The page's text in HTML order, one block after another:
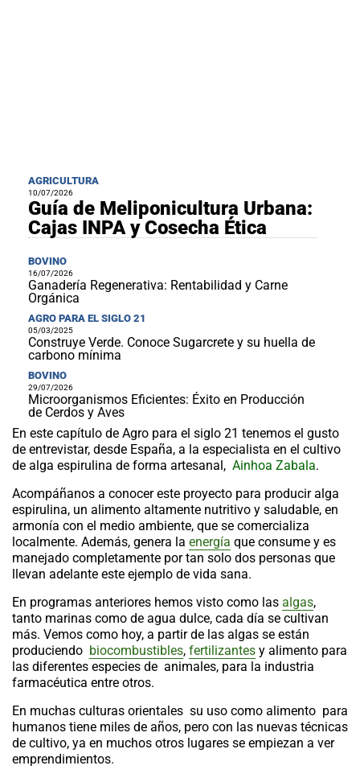
AGRICULTURA
10/07/2026
Guía de Meliponicultura Urbana:
Cajas INPA y Cosecha Ética
BOVINO
16/07/2026
Ganadería Regenerativa: Rentabilidad y Carne
Orgánica
AGRO PARA EL SIGLO 21
05/03/2025
Construye Verde. Conoce Sugarcrete y su huella de
carbono mínima
BOVINO
29/07/2026
Microorganismos Eficientes: Éxito en Producción
de Cerdos y Aves
En este capítulo de Agro para el siglo 21 tenemos el gusto
de entrevistar, desde España, a la especialista en el cultivo
de alga espirulina de forma artesanal, Ainhoa Zabala.
Acompáñanos a conocer este proyecto para producir alga
espirulina, un alimento altamente nutritivo y saludable, en
armonía con el medio ambiente, que se comercializa
localmente. Además, genera la energía que consume y es
manejado completamente por tan solo dos personas que
llevan adelante este ejemplo de vida sana.
En programas anteriores hemos visto como las algas,
tanto marinas como de agua dulce, cada día se cultivan
más. Vemos como hoy, a partir de las algas se están
produciendo biocombustibles, fertilizantes y alimento para
las diferentes especies de animales, para la industria
farmacéutica entre otros.
En muchas culturas orientales su uso como alimento para
humanos tiene miles de años, pero con las nuevas técnicas
de cultivo, ya en muchos otros lugares se empiezan a ver
emprendimientos.